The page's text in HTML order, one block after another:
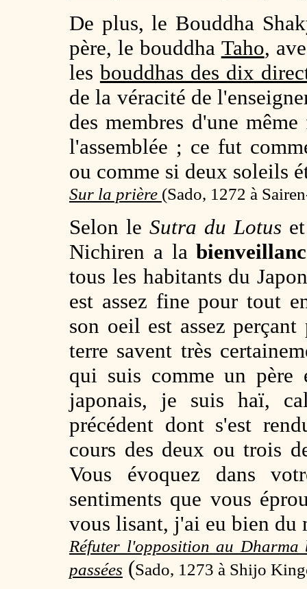
De plus, le Bouddha
père, le bouddha Taho,
les bouddhas des dix
de la véracité de
des membres d'une
l'assemblée ; ce fut
ou comme si deux soleils
Sur la prière (Sado, 1272 à
Selon le Sutra du Lotus
Nichiren a la
tous les habitants du
est assez fine pour tout
son oeil est assez
terre savent très
qui suis comme un
japonais, je suis haï,
précédent dont s'est
cours des deux ou trois
Vous évoquez dans
sentiments que vous
vous lisant, j'ai eu bien du
Réfuter l'opposition au Dharma
passées (Sado, 1273 à Shijo